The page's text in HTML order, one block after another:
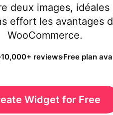
deux images,
effort les avantages
WooCommerce.
10,000+ reviewsFree plan
Widget for Free